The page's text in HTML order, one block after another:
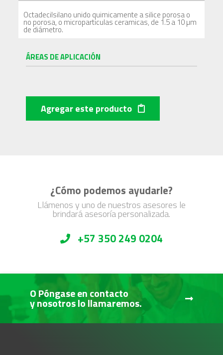
Octadecilsilano unido quimicamente a silice porosa o
no porosa, o microparticulas ceramicas, de 1.5 a 10 µm
de diámetro.
ÁREAS DE APLICACIÓN
Agregar este producto
¿Cómo podemos ayudarle?
Llámenos y uno de nuestros asesores le
brindará asesoría personalizada.
+57 350 249 0204
O Póngase en contacto
y nosotros lo llamaremos.